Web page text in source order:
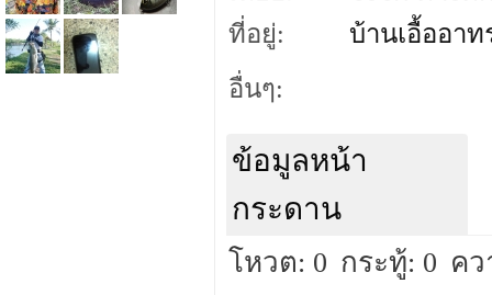
ที่อยู่:
บ้านเอื้ออาท
อื่นๆ:
ข้อมูลหน้า
กระดาน
โหวต: 0 กระทู้: 0 ค